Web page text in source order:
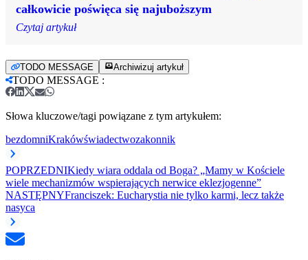
całkowicie poświęca się najuboższym
Czytaj artykuł
TODO MESSAGE Archiwizuj artykuł
TODO MESSAGE :
Słowa kluczowe/tagi powiązane z tym artykułem:
bezdomniKrakówświadectwozakonnik
POPRZEDNIKiedy wiara oddala od Boga? „Mamy w Kościele
wiele mechanizmów wspierających nerwice eklezjogenne”
NASTĘPNYFranciszek: Eucharystia nie tylko karmi, lecz także
nasyca